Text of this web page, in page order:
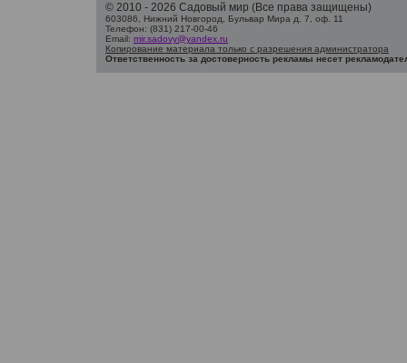
© 2010 - 2026 Садовый мир (Все права защищены)
603086, Нижний Новгород, Бульвар Мира д. 7, оф. 11
Телефон: (831) 217-00-46
Email: mir.sadovy@yandex.ru
Копирование материала только с разрешения администратора
Ответственность за достоверность рекламы несет